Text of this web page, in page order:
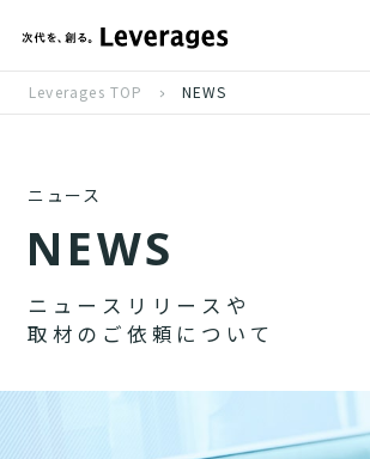
Leverages TOP NEWS
ニュース
NEWS
ニ ュ ー ス リ リ ー ス や
取 材 の ご 依 頼 に つ い て